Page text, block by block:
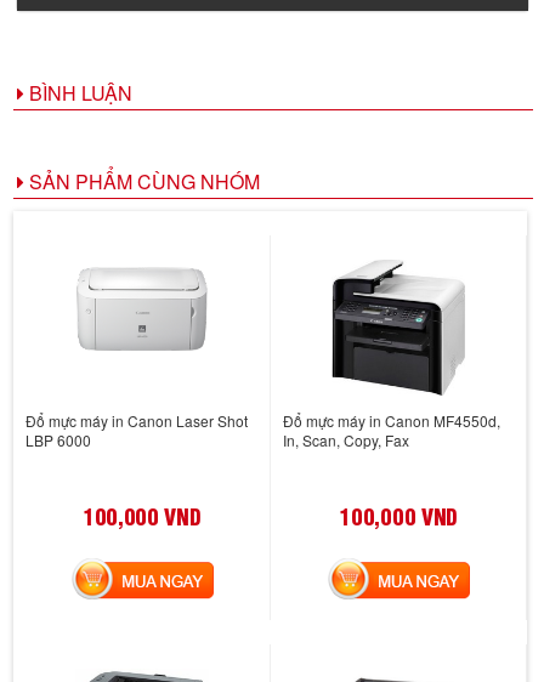
BÌNH LUẬN
SẢN PHẨM CÙNG NHÓM
Đổ mực máy in Canon Laser Shot
LBP 6000
100,000 VND
MUA NGAY
Đổ mực máy in Canon MF4550d,
In, Scan, Copy, Fax
100,000 VND
MUA NGAY